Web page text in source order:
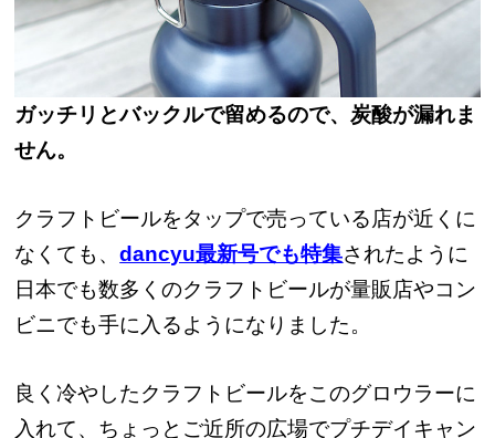
ガッチリとバックルで留めるので、炭酸が漏れま
せん。
クラフトビールをタップで売っている店が近くに
なくても、dancyu最新号でも特集されたように
日本でも数多くのクラフトビールが量販店やコン
ビニでも手に入るようになりました。
良く冷やしたクラフトビールをこのグロウラーに
入れて、ちょっとご近所の広場でプチデイキャン